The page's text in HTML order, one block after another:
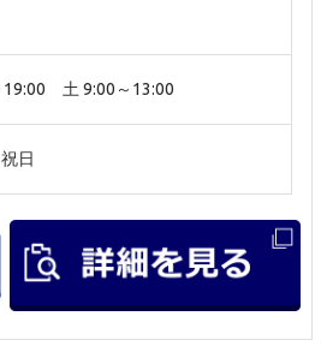
19:00 土 9:00～13:00
日